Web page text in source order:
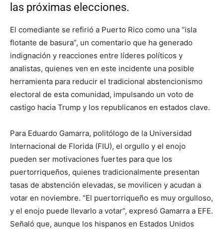
las próximas elecciones.
El comediante se refirió a Puerto Rico como una “isla
flotante de basura”, un comentario que ha generado
indignación y reacciones entre líderes políticos y
analistas, quienes ven en este incidente una posible
herramienta para reducir el tradicional abstencionismo
electoral de esta comunidad, impulsando un voto de
castigo hacia Trump y los republicanos en estados clave.
Para Eduardo Gamarra, politólogo de la Universidad
Internacional de Florida (FIU), el orgullo y el enojo
pueden ser motivaciones fuertes para que los
puertorriqueños, quienes tradicionalmente presentan
tasas de abstención elevadas, se movilicen y acudan a
votar en noviembre. “El puertorriqueño es muy orgulloso,
y el enojo puede llevarlo a votar”, expresó Gamarra a EFE.
Señaló que, aunque los hispanos en Estados Unidos